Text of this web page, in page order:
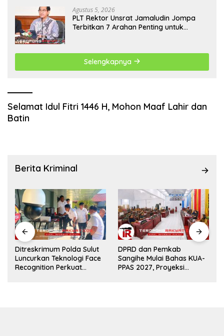
Agustus 5, 2026
​PLT Rektor Unsrat Jamaludin Jompa
Terbitkan 7 Arahan Penting untuk
Selengkapnya
Selamat Idul Fitri 1446 H, Mohon Maaf Lahir dan
Batin
Berita Kriminal
Ditreskrimum Polda Sulut
Luncurkan Teknologi Face
Recognition Perkuat
DPRD dan Pemkab
Sangihe Mulai Bahas KUA-
PPAS 2027, Proyeksi